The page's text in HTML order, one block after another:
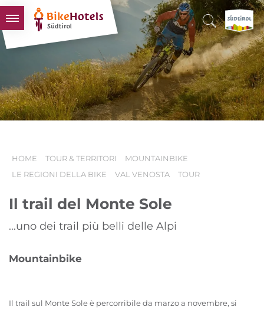
BIKEHOTELS
HOTELS & PACCHETTI
TOUR & TERRITORI
L'ALTO ADIGE & NOI
HOME TOUR & TERRITORI
MOUNTAINBIKE
LE REGIONI DELLA BIKE
VAL VENOSTA TOUR
Il trail del Monte Sole
...uno dei trail più belli delle Alpi
Mountainbike
Il trail sul Monte Sole è percorribile da marzo a novembre, si